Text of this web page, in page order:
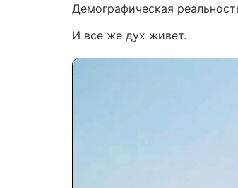
Демографическая
И все же дух живет.